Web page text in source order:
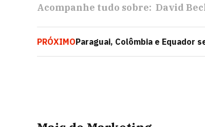
Acompanhe tudo sobre: David
PRÓXIMOParaguai, Colômbia e Equador
no Brasil